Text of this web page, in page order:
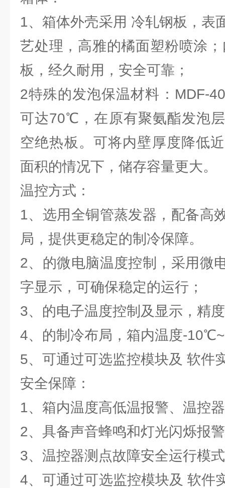
1、箱体外壳采用 冷轧钢板，表
艺处理，高雅的橘面塑粉喷涂
板，经久耐用，安全可靠；
2特殊的发泡保温材料：MDF-
可达70℃，在原有聚氨酯发泡
空绝热板。可将内壁厚度降低
面积的情况下，储存容量更大。
温控方式：
1、选用全铜管蒸发器，配备高
局，提供更稳定的制冷保障。
2、的微电脑温度控制，采用微
字显示，可确保稳定的运行；
3、的电子温度控制及显示，精
4、的制冷布局，箱内温度-
5、可通过可选监控模块及 软件
安全保障：
1、箱内温度高低温报警、温控
2、具备声音蜂鸣和灯光闪烁报
3、温控器测点故障安全运行模
4、可通过可选监控模块及 软件